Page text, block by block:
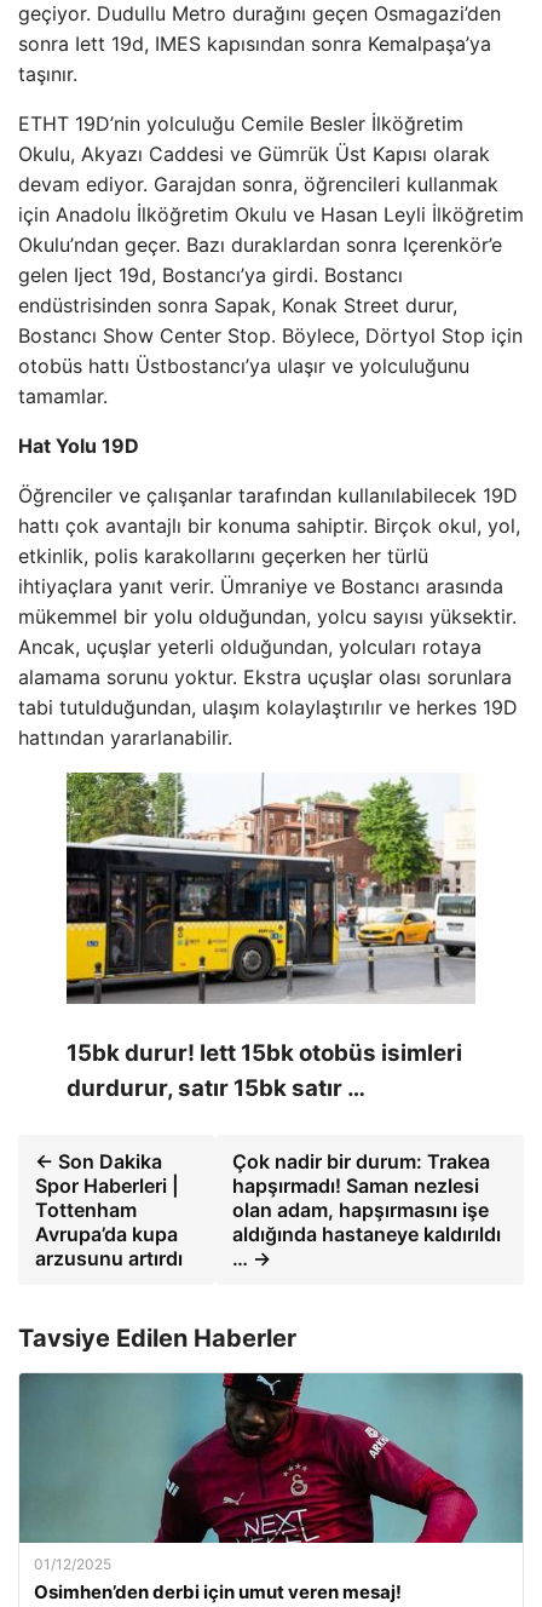
geçiyor. Dudullu Metro durağını geçen Osmagazi’den
sonra Iett 19d, IMES kapısından sonra Kemalpaşa’ya
taşınır.
ETHT 19D’nin yolculuğu Cemile Besler İlköğretim
Okulu, Akyazı Caddesi ve Gümrük Üst Kapısı olarak
devam ediyor. Garajdan sonra, öğrencileri kullanmak
için Anadolu İlköğretim Okulu ve Hasan Leyli İlköğretim
Okulu’ndan geçer. Bazı duraklardan sonra Içerenkör’e
gelen Iject 19d, Bostancı’ya girdi. Bostancı
endüstrisinden sonra Sapak, Konak Street durur,
Bostancı Show Center Stop. Böylece, Dörtyol Stop için
otobüs hattı Üstbostancı’ya ulaşır ve yolculuğunu
tamamlar.
Hat Yolu 19D
Öğrenciler ve çalışanlar tarafından kullanılabilecek 19D
hattı çok avantajlı bir konuma sahiptir. Birçok okul, yol,
etkinlik, polis karakollarını geçerken her türlü
ihtiyaçlara yanıt verir. Ümraniye ve Bostancı arasında
mükemmel bir yolu olduğundan, yolcu sayısı yüksektir.
Ancak, uçuşlar yeterli olduğundan, yolcuları rotaya
alamama sorunu yoktur. Ekstra uçuşlar olası sorunlara
tabi tutulduğundan, ulaşım kolaylaştırılır ve herkes 19D
hattından yararlanabilir.
15bk durur! Iett 15bk otobüs isimleri
durdurur, satır 15bk satır …
← Son Dakika
Spor Haberleri |
Tottenham
Avrupa’da kupa
arzusunu artırdı
Çok nadir bir durum: Trakea
hapşırmadı! Saman nezlesi
olan adam, hapşırmasını işe
aldığında hastaneye kaldırıldı
… →
Tavsiye Edilen Haberler
01/12/2025
Osimhen’den derbi için umut veren mesaj!